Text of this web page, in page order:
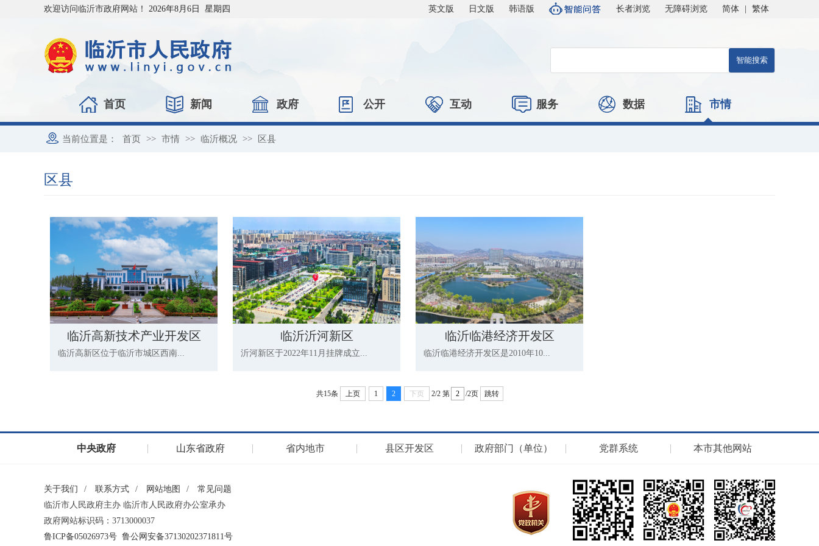
欢迎访问临沂市政府网站！ 2026年8月6日 星期四 英文版 日文版 韩语版 长者浏览 无障碍浏览 简体 繁体
首页 新闻 政府 公开 互动 服务 数据 市情
当前位置是： 首页 >> 市情 >> 临沂概况 >> 区县
区县
临沂高新技术产业开发区
临沂高新区位于临沂市城区西南...
临沂沂河新区
沂河新区于2022年11月挂牌成立...
临沂临港经济开发区
临沂临港经济开发区是2010年10...
共15条 上页 1 2 下页 2/2 第 /2页 跳转
中央政府 山东省政府 省内地市 县区开发区 政府部门（单位） 党群系统 本市其他网站
关于我们 / 联系方式 / 网站地图 /
常见问题
临沂市人民政府主办 临沂市人民政府办公室承办
政府网站标识码：3713000037
鲁ICP备05026973号 鲁公网安备37130202371811号